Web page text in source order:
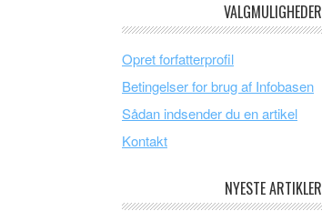
VALGMULIGHEDER
Opret forfatterprofil
Betingelser for brug af Infobasen
Sådan indsender du en artikel
Kontakt
NYESTE ARTIKLER